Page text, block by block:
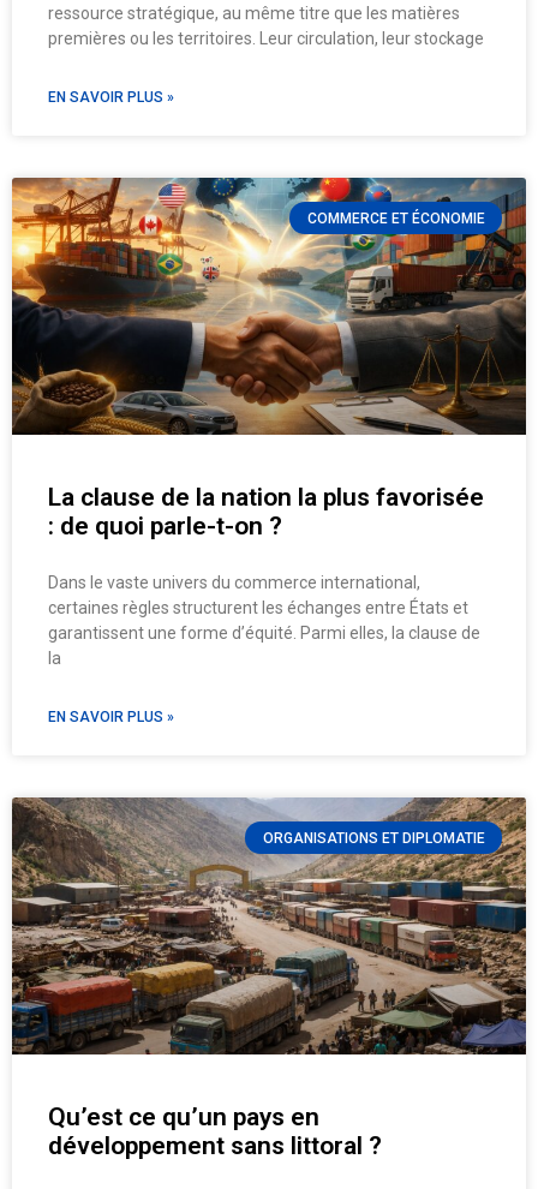
ressource stratégique, au même titre que les matières
premières ou les territoires. Leur circulation, leur stockage
EN SAVOIR PLUS »
COMMERCE ET ÉCONOMIE
La clause de la nation la plus favorisée
: de quoi parle-t-on ?
Dans le vaste univers du commerce international,
certaines règles structurent les échanges entre États et
garantissent une forme d’équité. Parmi elles, la clause de
la
EN SAVOIR PLUS »
ORGANISATIONS ET DIPLOMATIE
Qu’est ce qu’un pays en
développement sans littoral ?